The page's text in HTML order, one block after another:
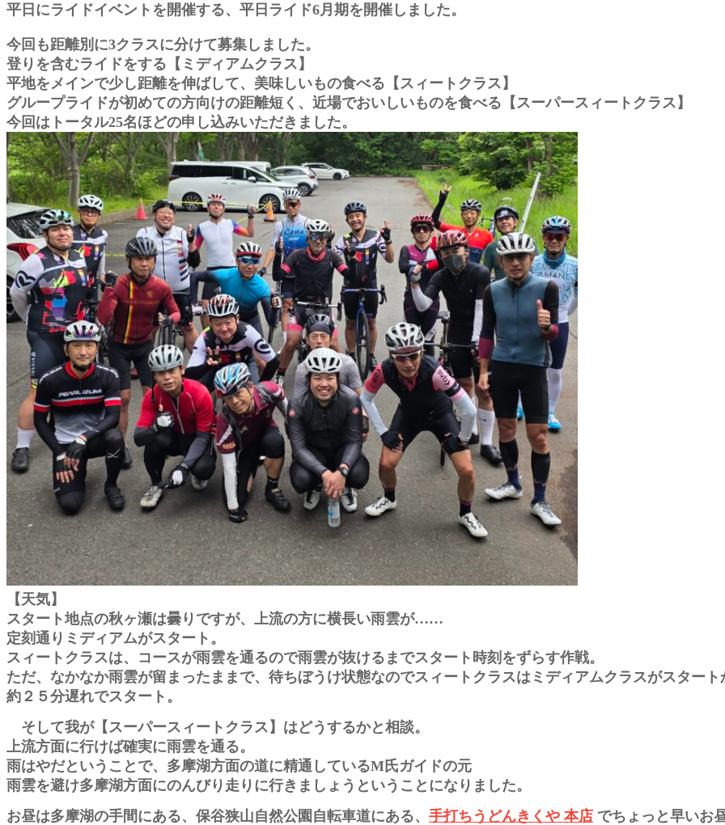
平日にライドイベントを開催する、平日ライド6月期を開催しました。
今回も距離別に3クラスに分けて募集しました。
登りを含むライドをする【ミディアムクラス】
平地をメインで少し距離を伸ばして、美味しいもの食べる【スィートクラス】
グループライドが初めての方向けの距離短く、近場でおいしいものを食べる【スーパースィートクラス】
今回はトータル25名ほどの申し込みいただきました。
【天気】
スタート地点の秋ヶ瀬は曇りですが、上流の方に横長い雨雲が……
定刻通りミディアムがスタート。
スィートクラスは、コースが雨雲を通るので雨雲が抜けるまでスタート時刻をずらす作戦。
ただ、なかなか雨雲が留まったままで、待ちぼうけ状態なのでスィートクラスはミディアムクラスがスタート
約２５分遅れでスタート。
そして我が【スーパースィートクラス】はどうするかと相談。
上流方面に行けば確実に雨雲を通る。
雨はやだということで、多摩湖方面の道に精通しているM氏ガイドの元
雨雲を避け多摩湖方面にのんびり走りに行きましょうということになりました。
お昼は多摩湖の手間にある、保谷狭山自然公園自転車道にある、 手打ちうどんきくや 本店 でちょっと早いお